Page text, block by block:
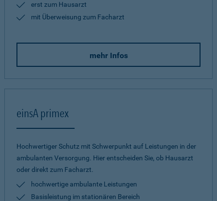
erst zum Hausarzt
mit Überweisung zum Facharzt
mehr Infos
einsA primex
Hochwertiger Schutz mit Schwerpunkt auf Leistungen in der
ambulanten Versorgung. Hier entscheiden Sie, ob Hausarzt
oder direkt zum Facharzt.
hochwertige ambulante Leistungen
Basisleistung im stationären Bereich